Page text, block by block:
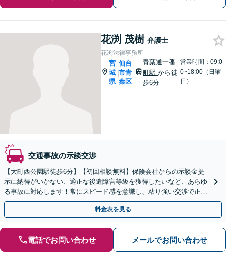
花渕 茂樹 弁護士
花渕法律事務所
宮
城
県
|
仙台
市青
葉区
青葉通一番
町駅から徒
歩6分
営業時間：09:0
0~18:00（日曜
日）
交通事故の示談交渉
【大町西公園駅徒歩6分】【初回相談無料】保険会社からの示談金提
示に納得がいかない、適正な後遺障害等級を獲得したいなど、あらゆ
る事故に対応します！常にスピード感を意識し、粘り強い交渉で正当
な賠償金の獲得をサポート【電話・メール・WEB相談可】
料金表を見る
電話でお問い合わせ メールでお問い合わせ